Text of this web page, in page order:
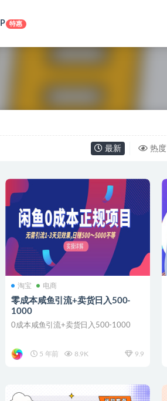
特惠
最新 热度
淘宝 电商
零成本咸鱼引流+卖货日入500-
1000
0成本咸鱼引流+卖货日入500-1000
5 年前 8.9K 9.9